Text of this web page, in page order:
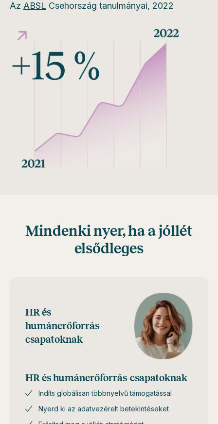
Az ABSL Csehország tanulmányai, 2022
Mindenki nyer, ha a jóllét
elsődleges
HR és
humánerőforrás-
csapatoknak
HR és humánerőforrás-csapatoknak
Indíts globálisan többnyelvű támogatással
Nyerd ki az adatvezérelt betekintéseket